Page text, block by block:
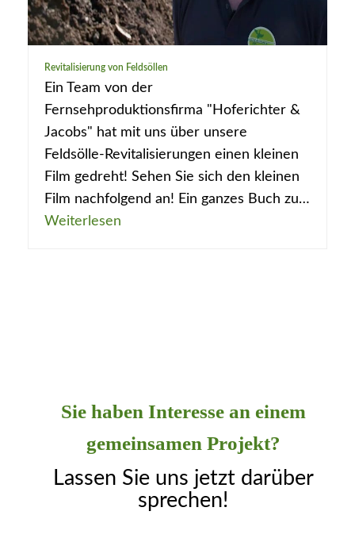
Revitalisierung von Feldsöllen
Ein Team von der
Fernsehproduktionsfirma "Hoferichter &
Jacobs" hat mit uns über unsere
Feldsölle-Revitalisierungen einen kleinen
Film gedreht! Sehen Sie sich den kleinen
Film nachfolgend an! Ein ganzes Buch zu…
Weiterlesen
Sie haben Interesse an einem
gemeinsamen Projekt?
Lassen Sie uns jetzt darüber
sprechen!